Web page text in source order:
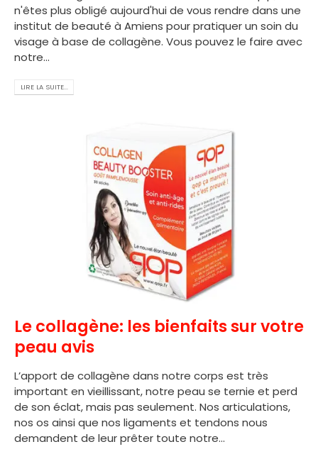
n'êtes plus obligé aujourd'hui de vous rendre dans une
institut de beauté à Amiens pour pratiquer un soin du
visage à base de collagène. Vous pouvez le faire avec
notre...
LIRE LA SUITE...
Le collagène: les bienfaits sur votre
peau avis
L’apport de collagène dans notre corps est très
important en vieillissant, notre peau se ternie et perd
de son éclat, mais pas seulement. Nos articulations,
nos os ainsi que nos ligaments et tendons nous
demandent de leur prêter toute notre...